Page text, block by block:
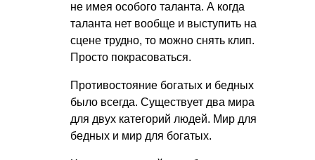
не имея особого таланта. А когда
таланта нет вообще и выступить на
сцене трудно, то можно снять клип.
Просто покрасоваться.
Противостояние богатых и бедных
было всегда. Существует два мира
для двух категорий людей. Мир для
бедных и мир для богатых.